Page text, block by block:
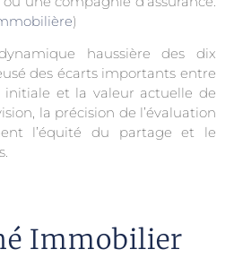
)
haussière des dix
des écarts importants entre
initiale et la valeur actuelle de
la précision de l’évaluation
l’équité du partage et le
Immobilier